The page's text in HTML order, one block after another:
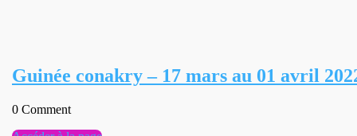
Guinée conakry – 17 mars au 01 avril
0 Comment